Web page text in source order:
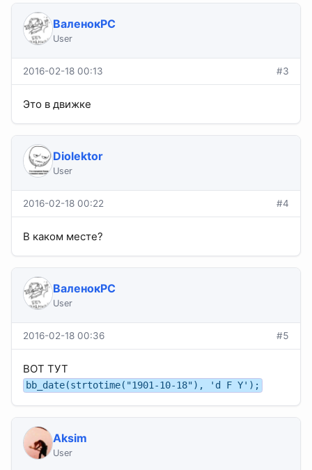
ВаленокPC
User
2016-02-18 00:13 #3
Это в движке
Diolektor
User
2016-02-18 00:22 #4
В каком месте?
ВаленокPC
User
2016-02-18 00:36 #5
ВОТ ТУТ
bb_date(strtotime("1901-10-18"), 'd F Y');
Aksim
User